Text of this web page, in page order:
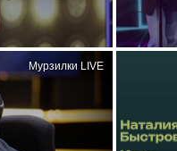
Мурзилки LIVE